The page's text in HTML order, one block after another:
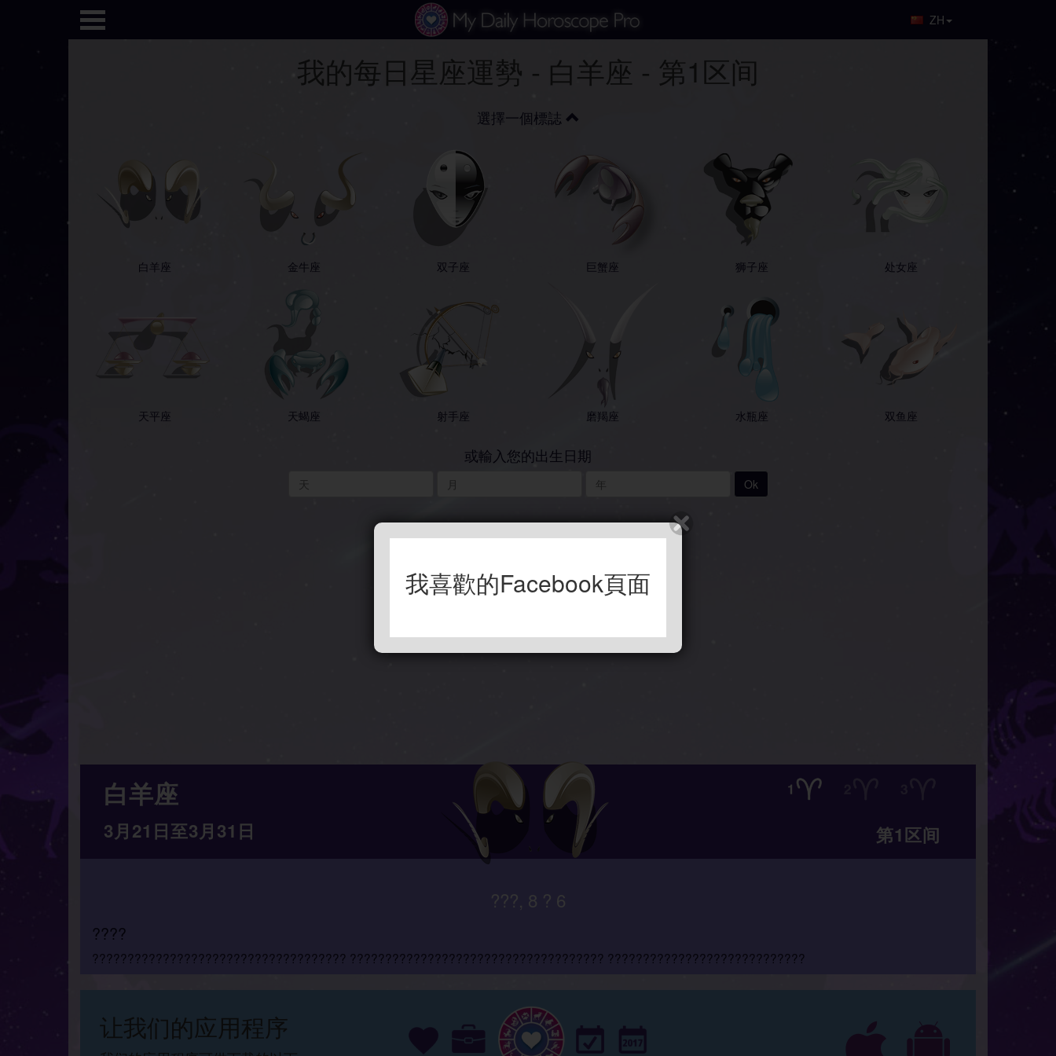
ZH
我的每日星座運勢 - 白羊座 - 第1区间
選擇一個標誌
白羊座 金牛座 双子座 巨蟹座 狮子座 处女座
天平座 天蝎座 射手座 磨羯座 水瓶座 双鱼座
或輸入您的出生日期
Ok
白羊座
3月21日至3月31日 第1区间
???, 8 ? 6
????
???????????????????????????????????? ???????????????????????????????????? ????????????????????????????
让我们的应用程序
我喜歡的Facebook頁面